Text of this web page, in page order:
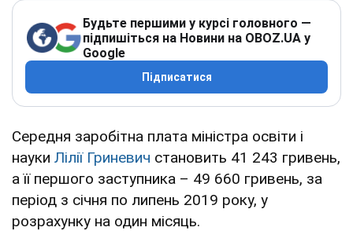
Будьте першими у курсі головного —
підпишіться на Новини на OBOZ.UA у
Google
Підписатися
Середня заробітна плата міністра освіти і
науки Лілії Гриневич становить 41 243 гривень,
а її першого заступника – 49 660 гривень, за
період з січня по липень 2019 року, у
розрахунку на один місяць.